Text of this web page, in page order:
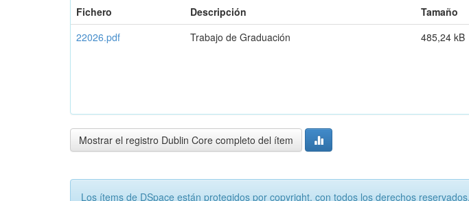
Fichero
Descripción Tamaño
22026.pdf
Trabajo de Graduación 485,24 kB
Mostrar el registro Dublin Core completo del ítem
Los ítems de DSpace están protegidos por copyright, con todos los derechos